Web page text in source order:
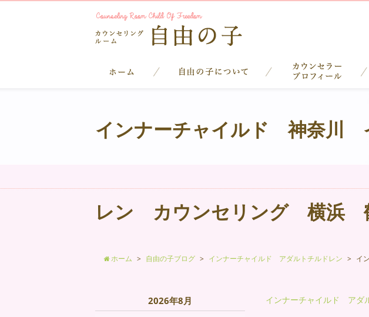
インナーチャイルド 神奈川
レン カウンセリング 横浜
ホーム 自由の子ブログ インナーチャイルド アダルトチルドレン イ
インナーチャイルド ア
2026年8月